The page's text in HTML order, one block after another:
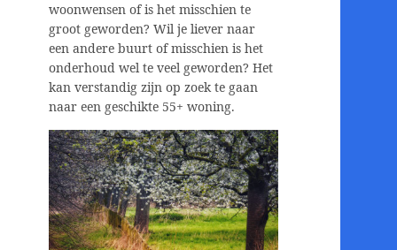
woonwensen of is het misschien te
groot geworden? Wil je liever naar
een andere buurt of misschien is het
onderhoud wel te veel geworden? Het
kan verstandig zijn op zoek te gaan
naar een geschikte 55+ woning.